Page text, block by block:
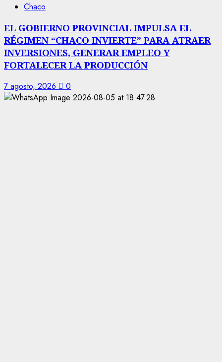
Chaco
EL GOBIERNO PROVINCIAL IMPULSA EL
RÉGIMEN “CHACO INVIERTE” PARA ATRAER
INVERSIONES, GENERAR EMPLEO Y
FORTALECER LA PRODUCCIÓN
7 agosto, 2026 0